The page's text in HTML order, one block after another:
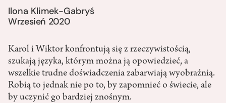
Ilona Klimek-Gabryś
Wrzesień 2020
Karol i Wiktor konfrontują się z rzeczywistością,
szukają języka, którym można ją opowiedzieć, a
wszelkie trudne doświadczenia zabarwiają wyobraźnią.
Robią to jednak nie po to, by zapomnieć o świecie, ale
by uczynić go bardziej znośnym.